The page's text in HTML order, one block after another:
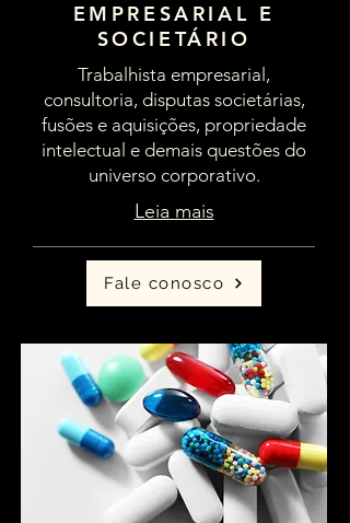
EMPRESARIAL E
SOCIETÁRIO
Trabalhista empresarial,
consultoria, disputas societárias,
fusões e aquisições, propriedade
intelectual e demais questões do
universo corporativo.
Leia mais
Fale conosco